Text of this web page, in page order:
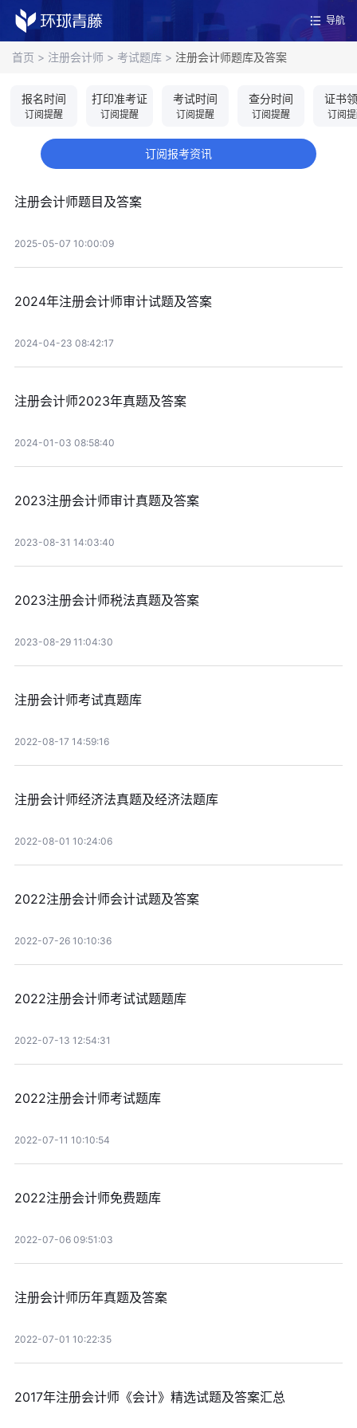
导航
首页 > 注册会计师 > 考试题库 > 注册会计师题库及答案
报名时间
订阅提醒
打印准考证
订阅提醒
考试时间
订阅提醒
查分时间
订阅提醒
证书
订阅
订阅报考资讯
注册会计师题目及答案
2025-05-07 10:00:09
2024年注册会计师审计试题及答案
2024-04-23 08:42:17
注册会计师2023年真题及答案
2024-01-03 08:58:40
2023注册会计师审计真题及答案
2023-08-31 14:03:40
2023注册会计师税法真题及答案
2023-08-29 11:04:30
注册会计师考试真题库
2022-08-17 14:59:16
注册会计师经济法真题及经济法题库
2022-08-01 10:24:06
2022注册会计师会计试题及答案
2022-07-26 10:10:36
2022注册会计师考试试题题库
2022-07-13 12:54:31
2022注册会计师考试题库
2022-07-11 10:10:54
2022注册会计师免费题库
2022-07-06 09:51:03
注册会计师历年真题及答案
2022-07-01 10:22:35
2017年注册会计师《会计》精选试题及答案汇总